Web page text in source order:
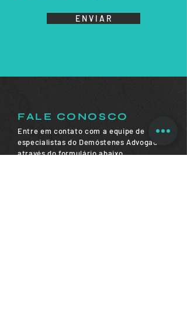
E N V I A R
FALE CONOSCO
Entre em contato com a equipe de
especialistas do Demóstenes Advogados
através do formulário abaixo.